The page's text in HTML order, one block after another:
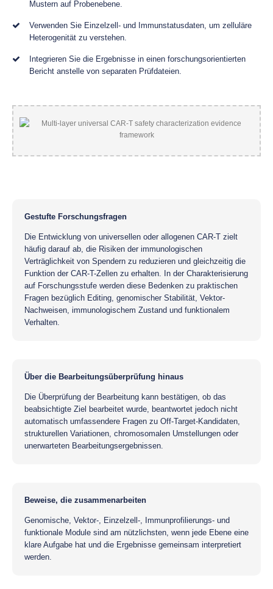
Mustern auf Probenebene.
Verwenden Sie Einzelzell- und Immunstatusdaten, um zelluläre
Heterogenität zu verstehen.
Integrieren Sie die Ergebnisse in einen forschungsorientierten
Bericht anstelle von separaten Prüfdateien.
Gestufte Forschungsfragen
Die Entwicklung von universellen oder allogenen CAR-T zielt
häufig darauf ab, die Risiken der immunologischen
Verträglichkeit von Spendern zu reduzieren und gleichzeitig die
Funktion der CAR-T-Zellen zu erhalten. In der Charakterisierung
auf Forschungsstufe werden diese Bedenken zu praktischen
Fragen bezüglich Editing, genomischer Stabilität, Vektor-
Nachweisen, immunologischem Zustand und funktionalem
Verhalten.
Über die Bearbeitungsüberprüfung hinaus
Die Überprüfung der Bearbeitung kann bestätigen, ob das
beabsichtigte Ziel bearbeitet wurde, beantwortet jedoch nicht
automatisch umfassendere Fragen zu Off-Target-Kandidaten,
strukturellen Variationen, chromosomalen Umstellungen oder
unerwarteten Bearbeitungsergebnissen.
Beweise, die zusammenarbeiten
Genomische, Vektor-, Einzelzell-, Immunprofilierungs- und
funktionale Module sind am nützlichsten, wenn jede Ebene eine
klare Aufgabe hat und die Ergebnisse gemeinsam interpretiert
werden.